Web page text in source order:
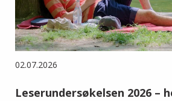
02.07.2026
Leserundersøkelsen 2026 –